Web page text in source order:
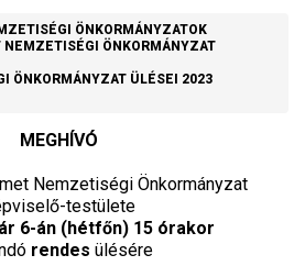
ÖNKORMÁNYZATOK
ÖNKORMÁNYZAT
ÖNKORMÁNYZAT ÜLÉSEI 2023
MEGHÍVÓ
Nemzetiségi Önkormányzat
testülete
6-án (hétfőn) 15 órakor
rendes ülésére